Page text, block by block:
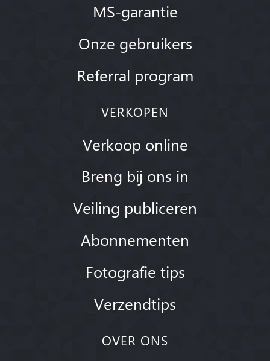
MS-garantie
Onze gebruikers
Referral program
VERKOPEN
Verkoop online
Breng bij ons in
Veiling publiceren
Abonnementen
Fotografie tips
Verzendtips
OVER ONS